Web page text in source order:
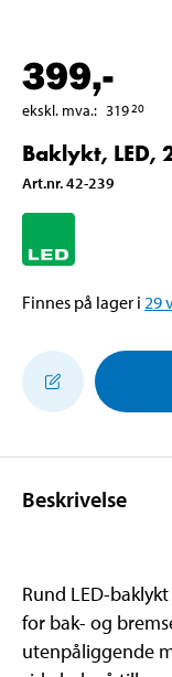
399,-
ekskl. mva.: 31920
Baklykt, LED,
Art.nr.42-239
Finnes på lager i 29
Beskrivelse
Rund LED-
for bak- og
utenpåliggende